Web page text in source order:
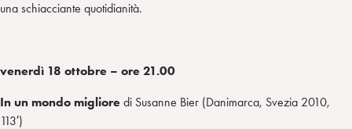
una schiacciante quotidianità.
venerdì 18 ottobre – ore 21.00
In un mondo migliore di Susanne Bier (Danimarca, Svezia 2010,
113′)